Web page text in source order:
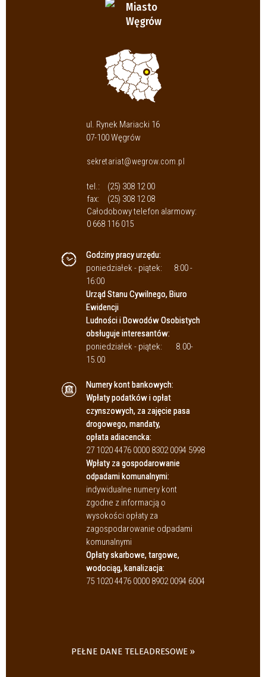
Miasto
Węgrów
ul. Rynek Mariacki 16
07-100 Węgrów
sekretariat@wegrow.com.pl
tel.:
(25) 308 12 00
fax:
(25) 308 12 08
Całodobowy telefon alarmowy:
0 668 116 015
Godziny pracy urzędu:
poniedziałek - piątek:
8:00 -
16:00
Urząd Stanu Cywilnego, Biuro
Ewidencji
Ludności i Dowodów Osobistych
obsługuje interesantów:
poniedziałek - piątek:
8.00-
15.00
Numery kont bankowych:
Wpłaty podatków i opłat
czynszowych, za zajęcie pasa
drogowego, mandaty,
opłata adiacencka:
27 1020 4476 0000 8302 0094 5998
Wpłaty za gospodarowanie
odpadami komunalnymi:
indywidualne numery kont
zgodne z informacją o
wysokości opłaty za
zagospodarowanie odpadami
komunalnymi
Opłaty skarbowe, targowe,
wodociąg, kanalizacja:
75 1020 4476 0000 8902 0094 6004
PEŁNE DANE TELEADRESOWE